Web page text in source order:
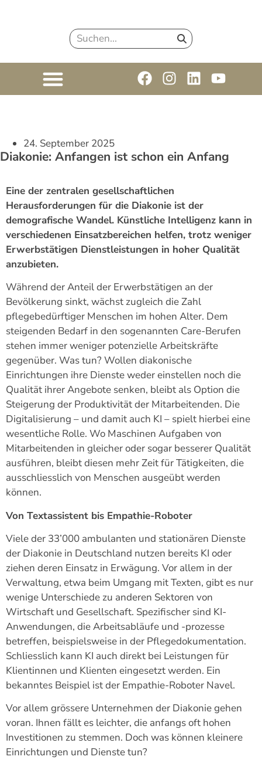
24. September 2025
Diakonie: Anfangen ist schon ein Anfang
Eine der zentralen gesellschaftlichen
Herausforderungen für die Diakonie ist der
demografische Wandel. Künstliche Intelligenz kann in
verschiedenen Einsatzbereichen helfen, trotz weniger
Erwerbstätigen Dienstleistungen in hoher Qualität
anzubieten.
Während der Anteil der Erwerbstätigen an der
Bevölkerung sinkt, wächst zugleich die Zahl
pflegebedürftiger Menschen im hohen Alter. Dem
steigenden Bedarf in den sogenannten Care-Berufen
stehen immer weniger potenzielle Arbeitskräfte
gegenüber. Was tun? Wollen diakonische
Einrichtungen ihre Dienste weder einstellen noch die
Qualität ihrer Angebote senken, bleibt als Option die
Steigerung der Produktivität der Mitarbeitenden. Die
Digitalisierung – und damit auch KI – spielt hierbei eine
wesentliche Rolle. Wo Maschinen Aufgaben von
Mitarbeitenden in gleicher oder sogar besserer Qualität
ausführen, bleibt diesen mehr Zeit für Tätigkeiten, die
ausschliesslich von Menschen ausgeübt werden
können.
Von Textassistent bis Empathie-Roboter
Viele der 33’000 ambulanten und stationären Dienste
der Diakonie in Deutschland nutzen bereits KI oder
ziehen deren Einsatz in Erwägung. Vor allem in der
Verwaltung, etwa beim Umgang mit Texten, gibt es nur
wenige Unterschiede zu anderen Sektoren von
Wirtschaft und Gesellschaft. Spezifischer sind KI-
Anwendungen, die Arbeitsabläufe und -prozesse
betreffen, beispielsweise in der Pflegedokumentation.
Schliesslich kann KI auch direkt bei Leistungen für
Klientinnen und Klienten eingesetzt werden. Ein
bekanntes Beispiel ist der Empathie-Roboter Navel.
Vor allem grössere Unternehmen der Diakonie gehen
voran. Ihnen fällt es leichter, die anfangs oft hohen
Investitionen zu stemmen. Doch was können kleinere
Einrichtungen und Dienste tun?